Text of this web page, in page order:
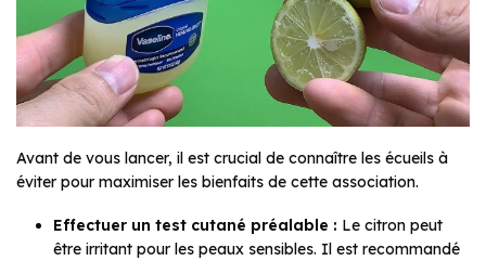
Avant de vous lancer, il est crucial de connaître les écueils à
éviter pour maximiser les bienfaits de cette association.
Effectuer un test cutané préalable : Le citron peut
être irritant pour les peaux sensibles. Il est recommandé